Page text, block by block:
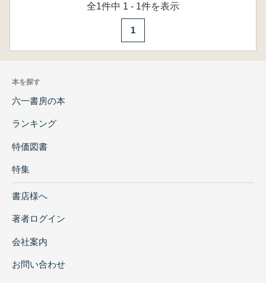
全1件中 1 - 1件を表示
1
本を探す
六一書房の本
ランキング
特価図書
特集
書店様へ
著者ログイン
会社案内
お問い合わせ